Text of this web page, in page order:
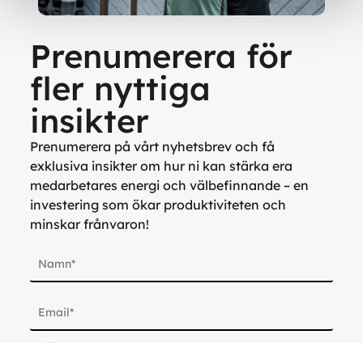
Prenumerera för
fler nyttiga
insikter
Prenumerera på vårt nyhetsbrev och få
exklusiva insikter om hur ni kan stärka era
medarbetares energi och välbefinnande – en
investering som ökar produktiviteten och
minskar frånvaron!